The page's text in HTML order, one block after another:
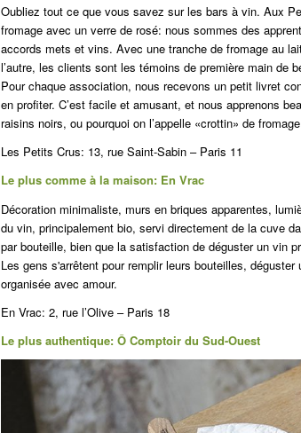
Oubliez tout ce que vous savez sur les bars à vin. Aux
fromage avec un verre de rosé: nous sommes des
accords mets et vins. Avec une tranche de fromage au
l’autre, les clients sont les témoins de première main de
Pour chaque association, nous recevons un petit livret
en profiter. C’est facile et amusant, et nous apprenons
raisins noirs, ou pourquoi on l’appelle «crottin» de
Les Petits Crus: 13, rue Saint-Sabin – Paris 11
Le plus comme à la maison: En Vrac
Décoration minimaliste, murs en briques apparentes,
du vin, principalement bio, servi directement de la cuve
par bouteille, bien que la satisfaction de déguster un vin
Les gens s'arrêtent pour remplir leurs bouteilles,
organisée avec amour.
En Vrac: 2, rue l’Olive – Paris 18
Le plus authentique: Ô Comptoir du Sud-Ouest